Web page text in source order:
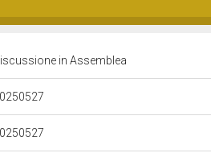
in Assemblea